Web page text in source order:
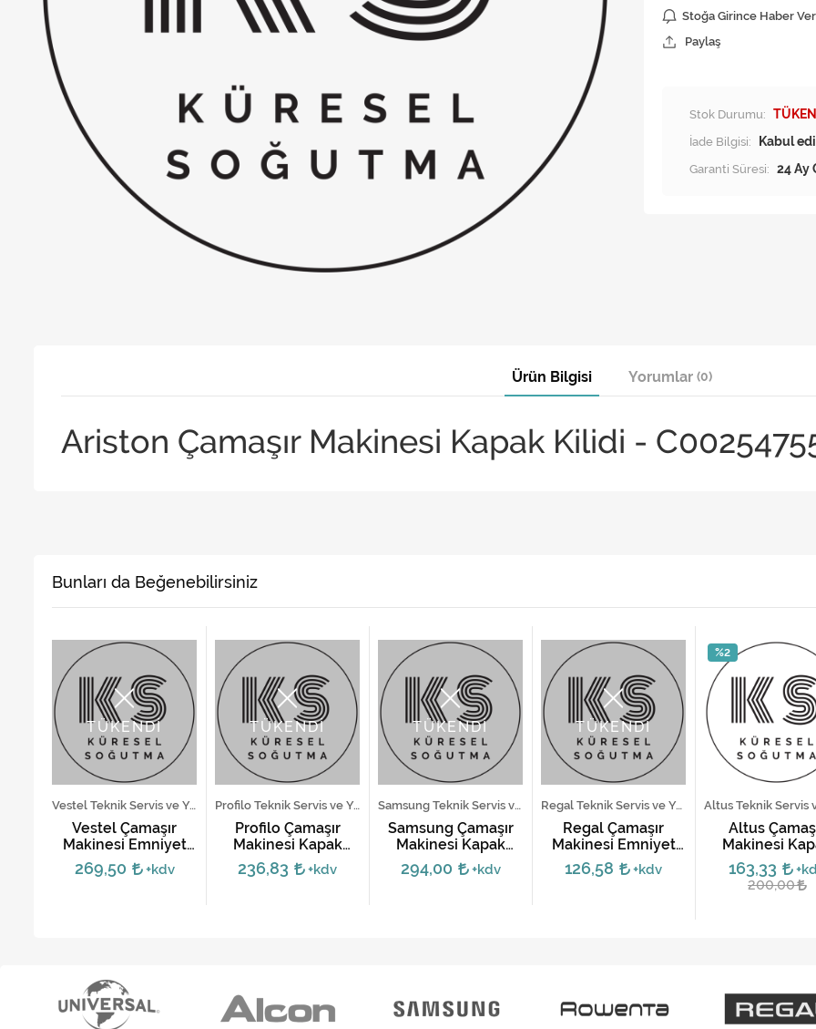
Stoğa Girince Haber Ver
Paylaş
Stok Durumu:
İade Bilgisi:
Garanti Süresi: 24 Ay
Ürün Bilgisi Yorumlar (0)
Ariston Çamaşır Makinesi Kapak Kilidi -
Bunları da Beğenebilirsiniz
TÜKENDİ
Vestel Teknik Servis ve Yedek Parça Hizmetleri
Vestel Çamaşır
Makinesi Emniyet
Kilidi - Orjinal
269,50 +kdv
TÜKENDİ
Profilo Teknik Servis ve Yedek Parça Hizmetleri
Profilo Çamaşır
Makinesi Kapak
Kilidi (Tutamaksız
Model)
236,83 +kdv
TÜKENDİ
Samsung Teknik Servis ve Yedek Parça Hizmetleri
Samsung Çamaşır
Makinesi Kapak
Kilidi DC34-00026A
294,00 +kdv
TÜKENDİ
Regal Teknik Servis ve Yedek Parça Hizmetleri
Regal Çamaşır
Makinesi Emniyet
Kilidi
126,58 +kdv
%2
Altus
Makinesi
Emniyet
163,33
200,00